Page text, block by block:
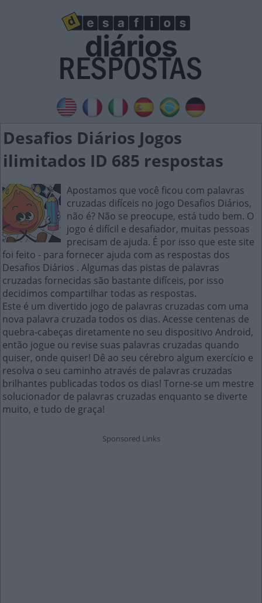
Desafios Diários Jogos
ilimitados ID 685 respostas
Apostamos que você ficou com palavras
cruzadas difíceis no jogo Desafios Diários,
não é? Não se preocupe, está tudo bem. O
jogo é difícil e desafiador, muitas pessoas
precisam de ajuda. É por isso que este site
foi feito - para fornecer ajuda com as respostas dos
Desafios Diários . Algumas das pistas de palavras
cruzadas fornecidas são bastante difíceis, por isso
decidimos compartilhar todas as respostas.
Este é um divertido jogo de palavras cruzadas com uma
nova palavra cruzada todos os dias. Acesse centenas de
quebra-cabeças diretamente no seu dispositivo Android,
então jogue ou revise suas palavras cruzadas quando
quiser, onde quiser! Dê ao seu cérebro algum exercício e
resolva o seu caminho através de palavras cruzadas
brilhantes publicadas todos os dias! Torne-se um mestre
solucionador de palavras cruzadas enquanto se diverte
muito, e tudo de graça!